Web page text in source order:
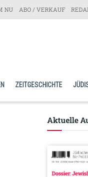
NU ABO / VERKAUF
ZEITGESCHICHTE
Aktuelle